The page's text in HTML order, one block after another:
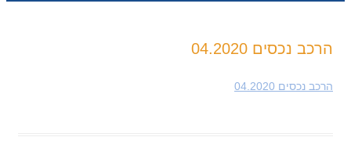
הרכב נכסים 04.2020
הרכב נכסים 04.2020